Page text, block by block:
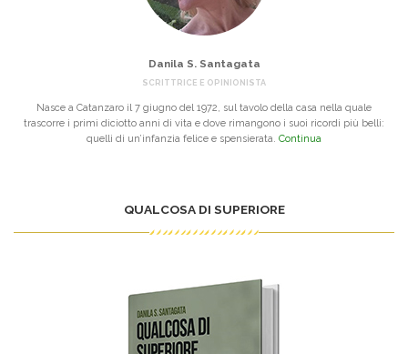
Danila S. Santagata
SCRITTRICE E OPINIONISTA
Nasce a Catanzaro il 7 giugno del 1972, sul tavolo della casa nella quale
trascorre i primi diciotto anni di vita e dove rimangono i suoi ricordi più belli:
quelli di un’infanzia felice e spensierata. Continua
QUALCOSA DI SUPERIORE